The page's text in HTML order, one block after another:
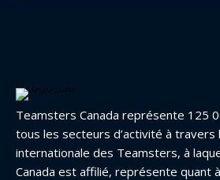
Teamsters Canada représente 125
tous les secteurs d’activité à travers
internationale des Teamsters, à
Canada est affilié, représente quant